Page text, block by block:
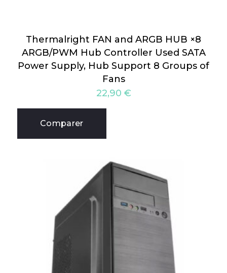
Thermalright FAN and ARGB HUB ×8
ARGB/PWM Hub Controller Used SATA
Power Supply, Hub Support 8 Groups of
Fans
22,90 €
Comparer